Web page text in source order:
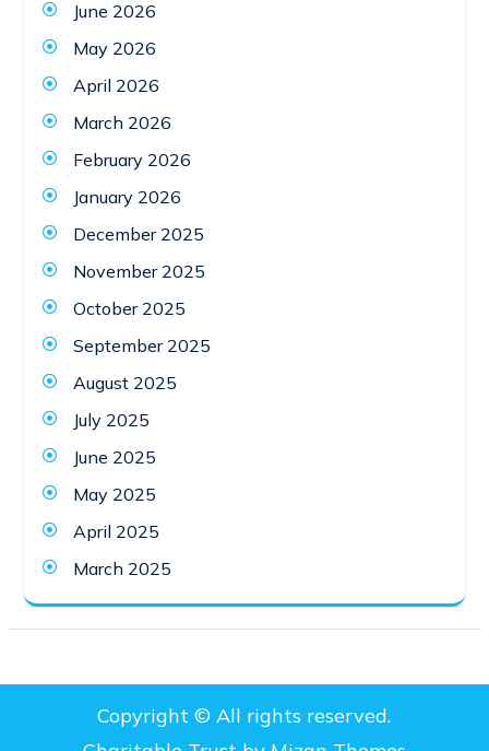
June 2026
May 2026
April 2026
March 2026
February 2026
January 2026
December 2025
November 2025
October 2025
September 2025
August 2025
July 2025
June 2025
May 2025
April 2025
March 2025
Copyright © All rights reserved.